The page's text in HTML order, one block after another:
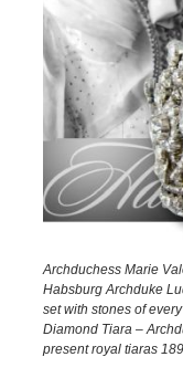
Archduchess Marie
Habsburg Archduke
set with stones of
Diamond Tiara –
present royal tiaras